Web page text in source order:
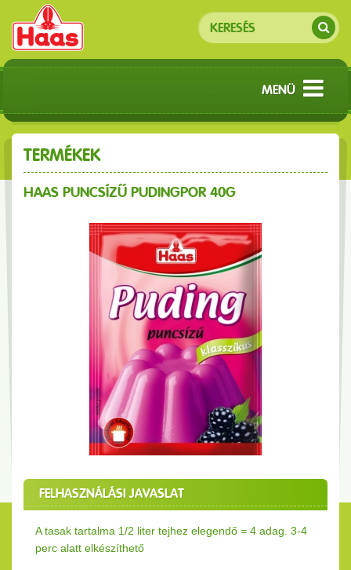
MENÜ
TERMÉKEK
HAAS PUNCSÍZŰ PUDINGPOR 40G
FELHASZNÁLÁSI JAVASLAT
A tasak tartalma 1/2 liter tejhez elegendő = 4 adag. 3-4
perc alatt elkészíthető